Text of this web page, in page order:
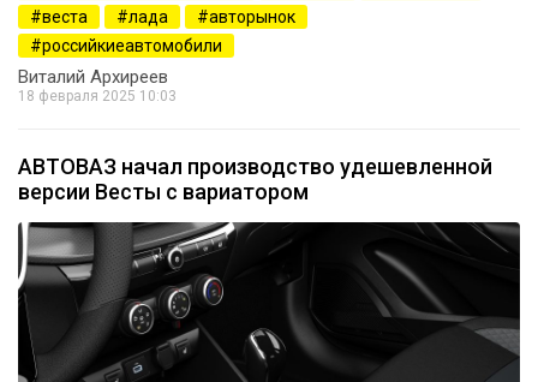
веста
лада
авторынок
российкиеавтомобили
Виталий Архиреев
18 февраля 2025 10:03
АВТОВАЗ начал производство удешевленной
версии Весты с вариатором